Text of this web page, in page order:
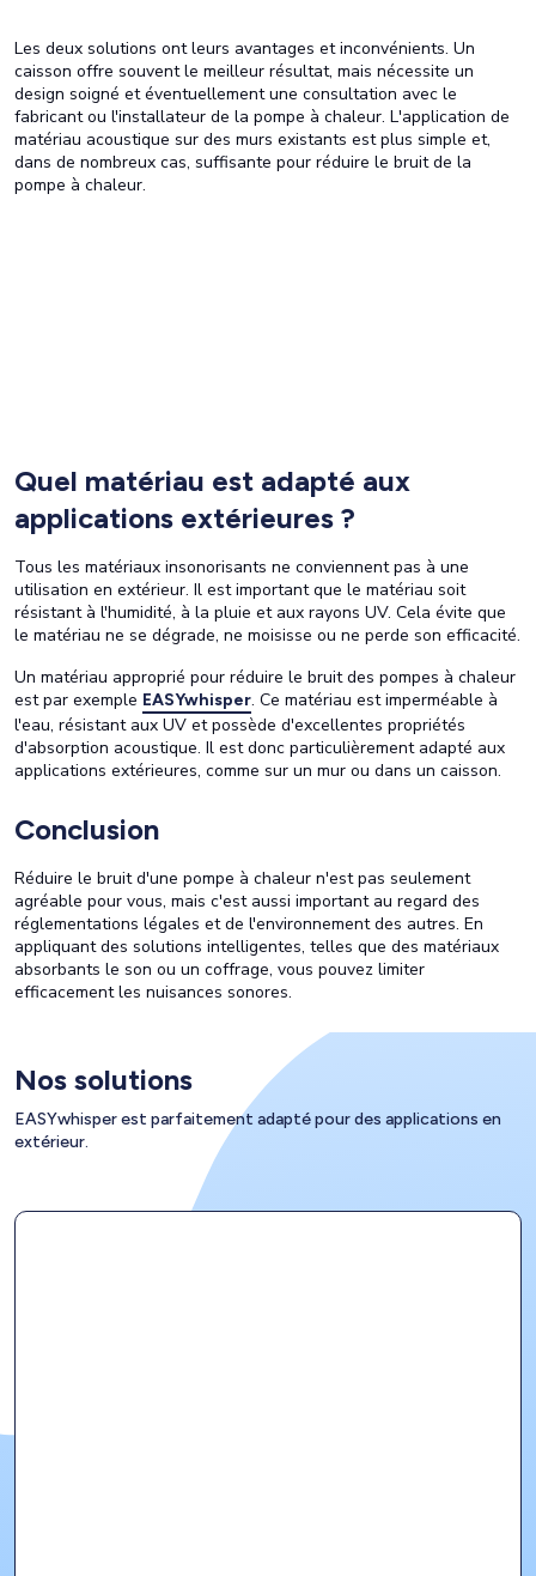
Les deux solutions ont leurs avantages et inconvénients. Un
caisson offre souvent le meilleur résultat, mais nécessite un
design soigné et éventuellement une consultation avec le
fabricant ou l'installateur de la pompe à chaleur. L'application de
matériau acoustique sur des murs existants est plus simple et,
dans de nombreux cas, suffisante pour réduire le bruit de la
pompe à chaleur.
Quel matériau est adapté aux
applications extérieures ?
Tous les matériaux insonorisants ne conviennent pas à une
utilisation en extérieur. Il est important que le matériau soit
résistant à l'humidité, à la pluie et aux rayons UV. Cela évite que
le matériau ne se dégrade, ne moisisse ou ne perde son efficacité.
Un matériau approprié pour réduire le bruit des pompes à chaleur
est par exemple EASYwhisper. Ce matériau est imperméable à
l'eau, résistant aux UV et possède d'excellentes propriétés
d'absorption acoustique. Il est donc particulièrement adapté aux
applications extérieures, comme sur un mur ou dans un caisson.
Conclusion
Réduire le bruit d'une pompe à chaleur n'est pas seulement
agréable pour vous, mais c'est aussi important au regard des
réglementations légales et de l'environnement des autres. En
appliquant des solutions intelligentes, telles que des matériaux
absorbants le son ou un coffrage, vous pouvez limiter
efficacement les nuisances sonores.
Nos solutions
EASYwhisper est parfaitement adapté pour des applications en
extérieur.